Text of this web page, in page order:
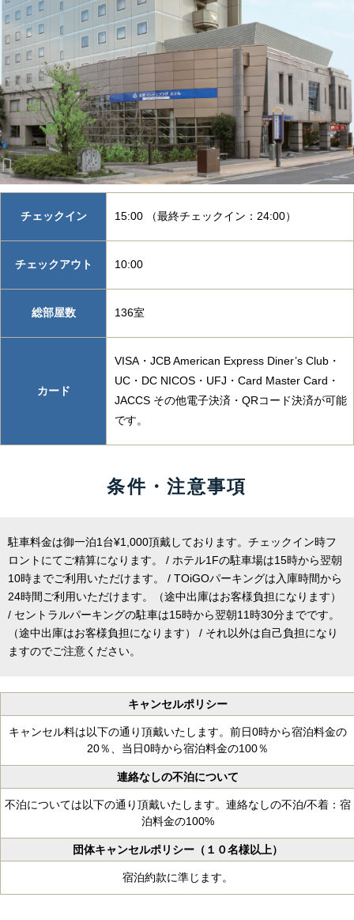
チェックイン 15:00 （最終チェックイン：24:00）
チェックアウト 10:00
総部屋数 136室
カード
VISA・JCB American Express Diner’s Club・
UC・DC NICOS・UFJ・Card Master Card・
JACCS その他電子決済・QRコード決済が可能
です。
条件・注意事項
駐車料金は御一泊1台¥1,000頂戴しております。チェックイン時フ
ロントにてご精算になります。 / ホテル1Fの駐車場は15時から翌朝
10時までご利用いただけます。 / TOiGOパーキングは入庫時間から
24時間ご利用いただけます。（途中出庫はお客様負担になります）
/ セントラルパーキングの駐車は15時から翌朝11時30分までです。
（途中出庫はお客様負担になります） / それ以外は自己負担になり
ますのでご注意ください。
キャンセルポリシー
キャンセル料は以下の通り頂戴いたします。前日0時から宿泊料金の
20％、当日0時から宿泊料金の100％
連絡なしの不泊について
不泊については以下の通り頂戴いたします。連絡なしの不泊/不着：宿
泊料金の100%
団体キャンセルポリシー（１０名様以上）
宿泊約款に準じます。